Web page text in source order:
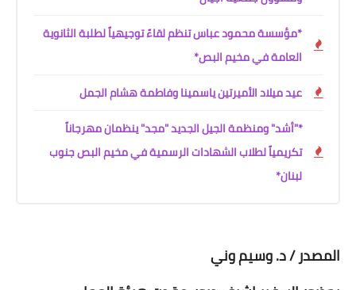
*مؤسسة محمود عباس تنظم لقاءً توجيهياً لطلبة الثانوية
العامة في مخيم البص*
عيد ميلاد الأميرتين ياسمينا وفاطمة هشام الجمل
*"أشد" ومنظمة الجيل الجديد "مجد" ينظمان مهرجاناً
تكريمياً لطلاب الشهادات الرسمية في مخيم البص جنوب
لبنان*
المصدر / د. وسيم وني